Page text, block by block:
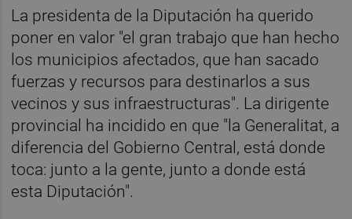
La presidenta de la Diputación ha querido
poner en valor "el gran trabajo que han hecho
los municipios afectados, que han sacado
fuerzas y recursos para destinarlos a sus
vecinos y sus infraestructuras". La dirigente
provincial ha incidido en que "la Generalitat, a
diferencia del Gobierno Central, está donde
toca: junto a la gente, junto a donde está
esta Diputación".